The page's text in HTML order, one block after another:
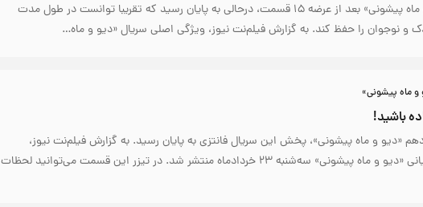
سریال کودک «دیو و ماه پیشونی» بعد از عرضه ۱۵ قسمت، درحالی به پایان رسید که تقریبا توانست در طول مدت
نوجوان را حفظ کند. به گزارش فیلم‌نت نیوز، ویژگی اصلی سریال «دیو و ماه…
و ماه پیشونی»
باشید!
«دیو و ماه پیشونی»، پخش این سریال فانتزی به پایان رسید. به گزارش فیلم‌نت نیوز،
قسمت پانزدهم و پایانی «دیو و ماه پیشونی» سه‌شنبه ۲۳ خردادماه منتشر شد. در تیزر این قسمت می‌توانید لحظات